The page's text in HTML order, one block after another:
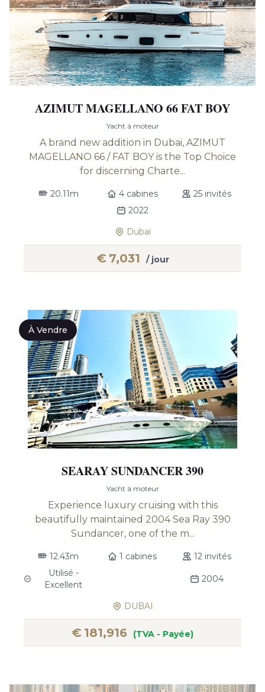
AZIMUT MAGELLANO 66 FAT BOY
Yacht à moteur
A brand new addition in Dubai, AZIMUT
MAGELLANO 66 / FAT BOY is the Top Choice
for discerning Charte...
20.11m 4 cabines
25 invités
2022
Dubai
€ 7,031 / jour
À Vendre
SEARAY SUNDANCER 390
Yacht à moteur
Experience luxury cruising with this
beautifully maintained 2004 Sea Ray 390
Sundancer, one of the m...
12.43m 1 cabines
12 invités
Utilisé -
Excellent
2004
DUBAI
€ 181,916 (TVA - Payée)